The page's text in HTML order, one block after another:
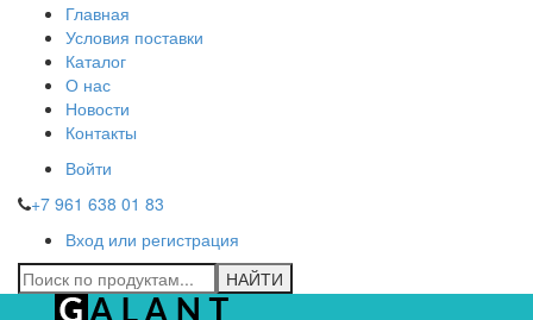
Главная
Условия поставки
Каталог
О нас
Новости
Контакты
Войти
+7 961 638 01 83
Вход или регистрация